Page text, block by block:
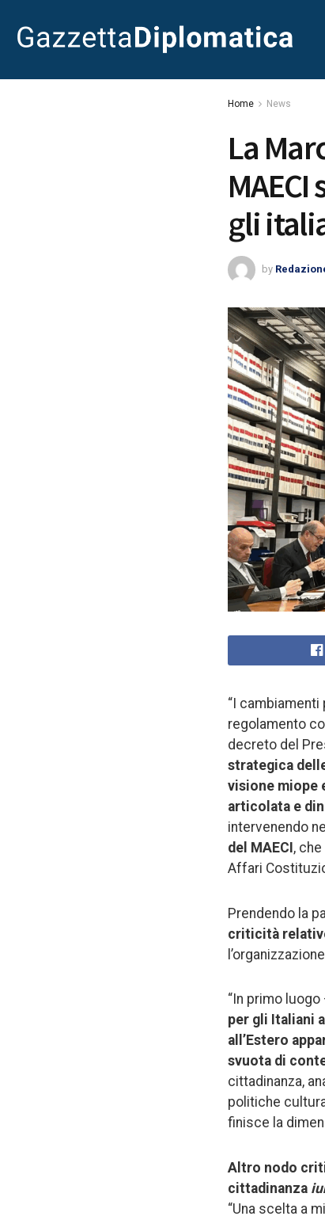
Home News
La
gli
by
“I
regolamento
decreto del
strategica
visione miope
articolata e
intervenendo
del MAECI,
Affari
Prendendo la
criticità
“In primo
per gli Italiani
all’Estero
svuota di
cittadinanza,
politiche
finisce la
Altro nodo
cittadinanza
“Una scelta a